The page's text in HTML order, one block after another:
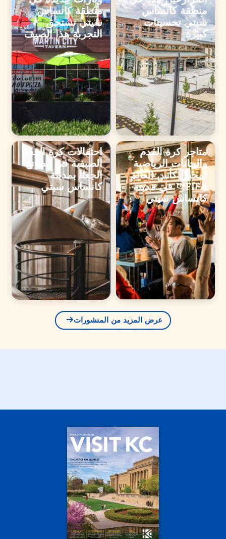
منطقة كانساس
سيتي تحسينات
كبيرة
منطقة كانساس
سيتي تستحق
التجربة هذا الصيف
متاجر كرة القدم
والحانات الرياضية
لمحبي كأس العالم
FIFA™ في مدينة
كانساس سيتي
احتفالات كرة القدم
الصيفية في مصانع
الجعة بمدينة
كانساس سيتي
عرض المزيد من المنشورات